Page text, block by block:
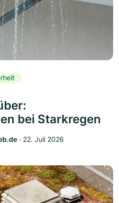
bei Starkregen
‧ 22. Juli 2026